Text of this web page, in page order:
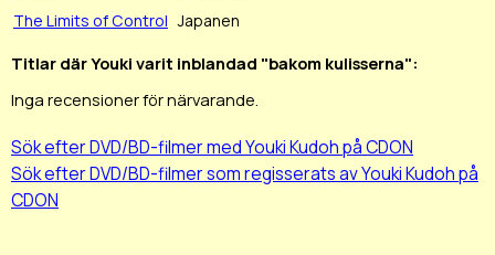
The Limits of Control Japanen
Titlar där Youki varit inblandad "bakom kulisserna":
Inga recensioner för närvarande.
Sök efter DVD/BD-filmer med Youki Kudoh på CDON
Sök efter DVD/BD-filmer som regisserats av Youki Kudoh på
CDON